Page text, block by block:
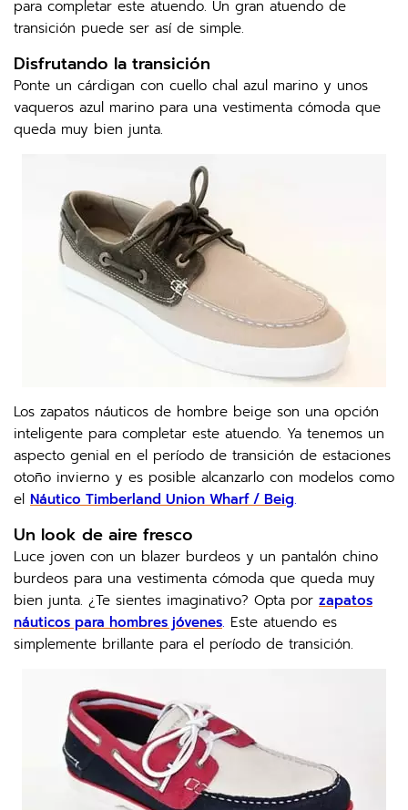
para completar este atuendo. Un gran atuendo de
transición puede ser así de simple.
Disfrutando la transición
Ponte un cárdigan con cuello chal azul marino y unos
vaqueros azul marino para una vestimenta cómoda que
queda muy bien junta.
Los zapatos náuticos de hombre beige son una opción
inteligente para completar este atuendo. Ya tenemos un
aspecto genial en el período de transición de estaciones
otoño invierno y es posible alcanzarlo con modelos como
el Náutico Timberland Union Wharf / Beig.
Un look de aire fresco
Luce joven con un blazer burdeos y un pantalón chino
burdeos para una vestimenta cómoda que queda muy
bien junta. ¿Te sientes imaginativo? Opta por zapatos
náuticos para hombres jóvenes. Este atuendo es
simplemente brillante para el período de transición.